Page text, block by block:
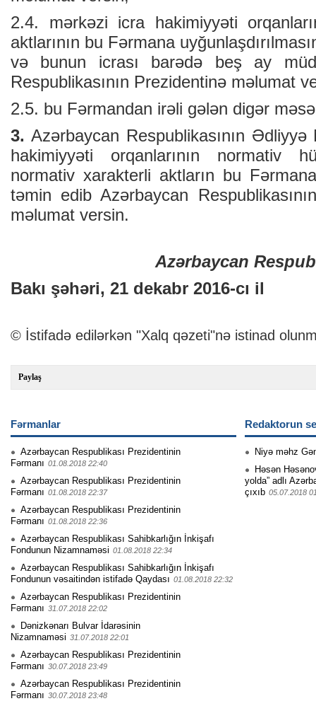
2.4. mərkəzi icra hakimiyyəti
aktlarının bu Fərmana
və bunun icrası barədə beş ay
Respublikasının Prezidentinə məlumat
2.5. bu Fərmandan irəli gələn digər
3. Azərbaycan Respublikasının
hakimiyyəti orqanlarının normativ
normativ xarakterli aktların bu Fərmana
təmin edib Azərbaycan
məlumat versin.
Azərbaycan
Bakı şəhəri, 21 dekabr 2016-cı il
© İstifadə edilərkən "Xalq qəzeti"nə istinad
Paylaş
Fərmanlar
Azərbaycan Respublikası Prezidentinin
Fərmanı 01.08.2018 22:40
Azərbaycan Respublikası Prezidentinin
Fərmanı 01.08.2018 22:37
Azərbaycan Respublikası Prezidentinin
Fərmanı 01.08.2018 22:36
Azərbaycan Respublikası Sahibkarlığın İnkişafı
Fondunun Nizamnaməsi 01.08.2018 22:34
Azərbaycan Respublikası Sahibkarlığın İnkişafı
Fondunun vəsaitindən istifadə Qaydası 01.08.2018 22:32
Azərbaycan Respublikası Prezidentinin
Fərmanı 31.07.2018 22:02
Dənizkənarı Bulvar İdarəsinin
Nizamnaməsi 31.07.2018 22:01
Azərbaycan Respublikası Prezidentinin
Fərmanı 30.07.2018 23:49
Azərbaycan Respublikası Prezidentinin
Fərmanı 30.07.2018 23:48
Redaktorun
Niyə məhz
Həsən
yolda” adlı
çıxıb 05.07.2018